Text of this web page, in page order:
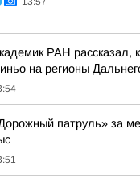
РАН рассказал,
на регионы
патруль» за